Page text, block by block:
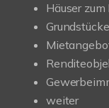
Häuser zum
Grundstücke
weiter